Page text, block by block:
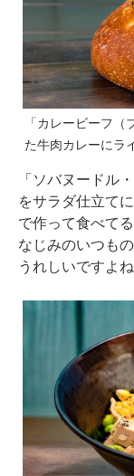
「カレービーフ
た牛肉カレーにラ
「ソバヌードル
をサラダ仕立て
で作って食べて
なじみのいつも
うれしいですよね